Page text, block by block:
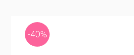
-40%